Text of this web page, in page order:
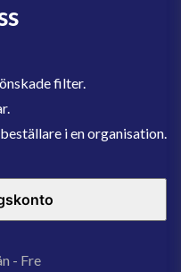
filter.
i en organisation.
- Fre